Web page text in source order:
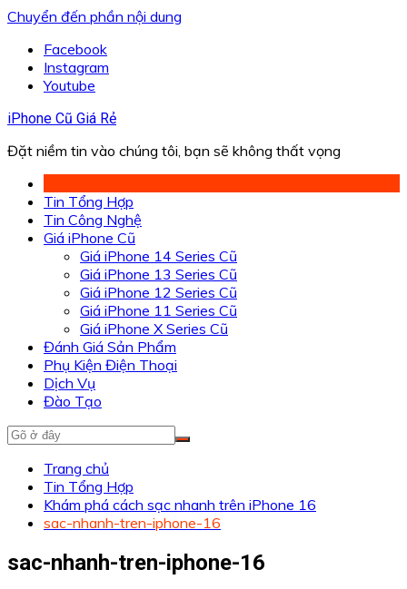
Chuyển đến phần nội dung
Facebook
Instagram
Youtube
iPhone Cũ Giá Rẻ
Đặt niềm tin vào chúng tôi, bạn sẽ không thất vọng
Tin Tổng Hợp
Tin Công Nghệ
Giá iPhone Cũ
Giá iPhone 14 Series Cũ
Giá iPhone 13 Series Cũ
Giá iPhone 12 Series Cũ
Giá iPhone 11 Series Cũ
Giá iPhone X Series Cũ
Đánh Giá Sản Phẩm
Phụ Kiện Điện Thoại
Dịch Vụ
Đào Tạo
Trang chủ
Tin Tổng Hợp
Khám phá cách sạc nhanh trên iPhone 16
sac-nhanh-tren-iphone-16
sac-nhanh-tren-iphone-16